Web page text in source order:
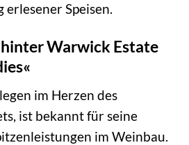
Speisen.
Warwick Estate
im Herzen des
ist bekannt für seine
im Weinbau.